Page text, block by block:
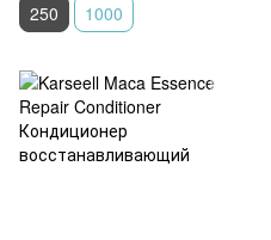
250 1000